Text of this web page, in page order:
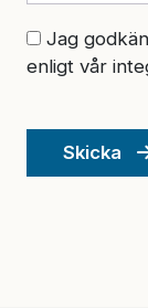
Jag
enligt vår
Skicka